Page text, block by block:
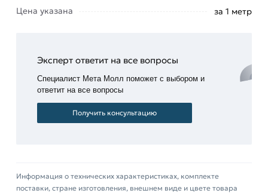
действительны в Москве и области. Наши
заказ и свяжутся с Вами для согласования
условий доставки или самовывоза.
Данний товар от производителя Северсталь
обязательно).
Цена указана
за 1 метр
Эксперт ответит на все вопросы
Специалист Мета Молл поможет с выбором и
ответит на все вопросы
Получить консультацию
Информация о технических характеристиках, комплекте
поставки, стране изготовления, внешнем виде и цвете товара